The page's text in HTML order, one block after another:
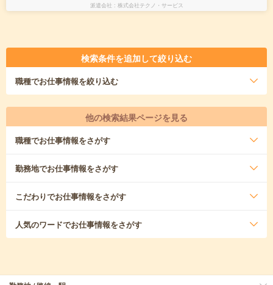
派遣会社 株式会社テクノ・サービス
検索条件を追加して絞り込む
職種でお仕事情報を絞り込む
他の検索結果ページを見る
職種でお仕事情報をさがす
勤務地でお仕事情報をさがす
こだわりでお仕事情報をさがす
人気のワードでお仕事情報をさがす